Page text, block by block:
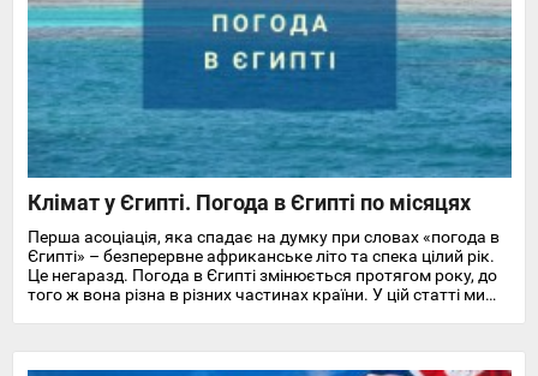
Клімат у Єгипті. Погода в Єгипті по місяцях
Перша асоціація, яка спадає на думку при словах «погода в
Єгипті» – безперервне африканське літо та спека цілий рік.
Це негаразд. Погода в Єгипті змінюється протягом року, до
того ж вона різна в різних частинах країни. У цій статті ми
Червоного моря.